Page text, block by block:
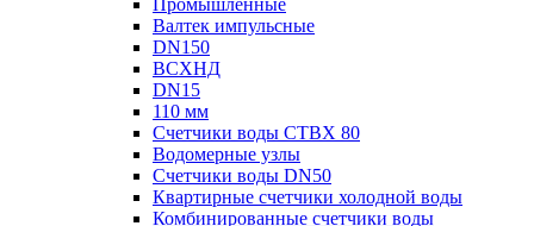
Промышленные
Валтек импульсные
DN150
ВСХНД
DN15
110 мм
Счетчики воды СТВХ 80
Водомерные узлы
Счетчики воды DN50
Квартирные счетчики холодной воды
Комбинированные счетчики воды